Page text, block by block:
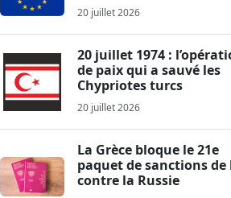
20 juillet 2026
20 juillet 1974 :
de paix qui a sauvé les
Chypriotes turcs
20 juillet 2026
La Grèce bloque le 21e
paquet de sanctions de
contre la Russie